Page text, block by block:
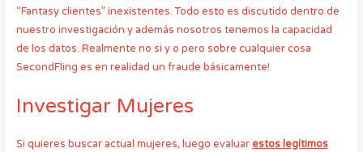
“Fantasy clientes” inexistentes. Todo esto es discutido dentro de
nuestro investigación y además nosotros tenemos la capacidad
de los datos. Realmente no si y o pero sobre cualquier cosa
SecondFling es en realidad un fraude básicamente!
Investigar Mujeres
Si quieres buscar actual mujeres, luego evaluarestos legítimos